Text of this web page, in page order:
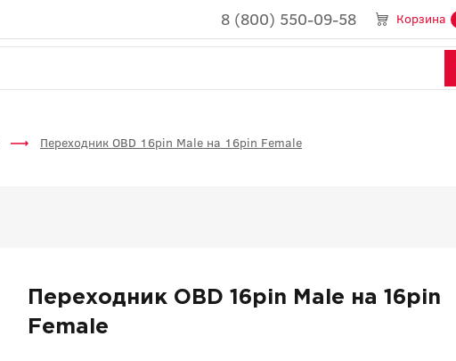
8 (800) 550-09-58 Корзина
Переходник OBD 16pin Male на 16pin Female
Переходник OBD 16pin Male на 16pin
Female